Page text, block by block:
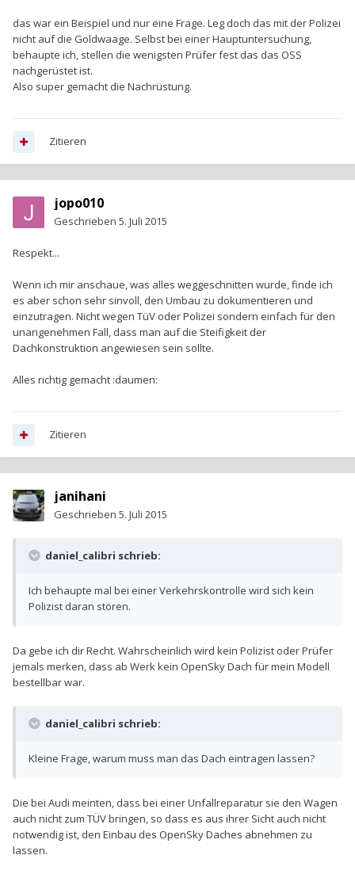
das war ein Beispiel und nur eine Frage. Leg doch das mit der Polizei
nicht auf die Goldwaage. Selbst bei einer Hauptuntersuchung,
behaupte ich, stellen die wenigsten Prüfer fest das das OSS
nachgerüstet ist.
Also super gemacht die Nachrüstung.
Zitieren
jopo010
Geschrieben 5. Juli 2015
Respekt...
Wenn ich mir anschaue, was alles weggeschnitten wurde, finde ich
es aber schon sehr sinvoll, den Umbau zu dokumentieren und
einzutragen. Nicht wegen TüV oder Polizei sondern einfach für den
unangenehmen Fall, dass man auf die Steifigkeit der
Dachkonstruktion angewiesen sein sollte.
Alles richtig gemacht :daumen:
Zitieren
janihani
Geschrieben 5. Juli 2015
daniel_calibri schrieb:
Ich behaupte mal bei einer Verkehrskontrolle wird sich kein
Polizist daran stören.
Da gebe ich dir Recht. Wahrscheinlich wird kein Polizist oder Prüfer
jemals merken, dass ab Werk kein OpenSky Dach für mein Modell
bestellbar war.
daniel_calibri schrieb:
Kleine Frage, warum muss man das Dach eintragen lassen?
Die bei Audi meinten, dass bei einer Unfallreparatur sie den Wagen
auch nicht zum TÜV bringen, so dass es aus ihrer Sicht auch nicht
notwendig ist, den Einbau des OpenSky Daches abnehmen zu
lassen.